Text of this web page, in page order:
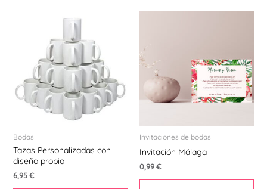
Bodas
Tazas Personalizadas con
diseño propio
6,95€
Invitaciones de bodas
Invitación Málaga
0,99€